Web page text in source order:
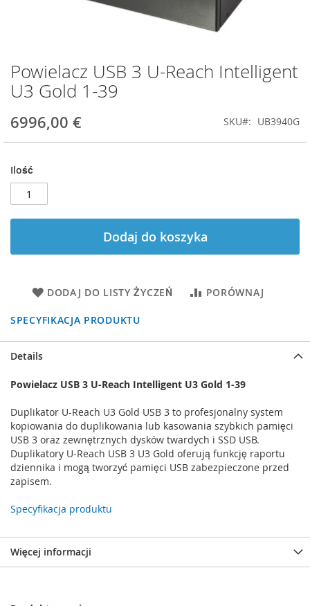
Powielacz USB 3 U-Reach Intelligent
U3 Gold 1-39
6996,00 € SKU UB3940G
Ilość
Dodaj do koszyka
DODAJ DO LISTY ŻYCZEŃ PORÓWNAJ
SPECYFIKACJA PRODUKTU
Przejdź
na
początek
Details
Powielacz USB 3 U-Reach Intelligent U3 Gold 1-39
Duplikator U-Reach U3 Gold USB 3 to profesjonalny system
kopiowania do duplikowania lub kasowania szybkich pamięci
USB 3 oraz zewnętrznych dysków twardych i SSD USB.
Duplikatory U-Reach USB 3 U3 Gold oferują funkcję raportu
dziennika i mogą tworzyć pamięci USB zabezpieczone przed
zapisem.
Specyfikacja produktu
Więcej informacji